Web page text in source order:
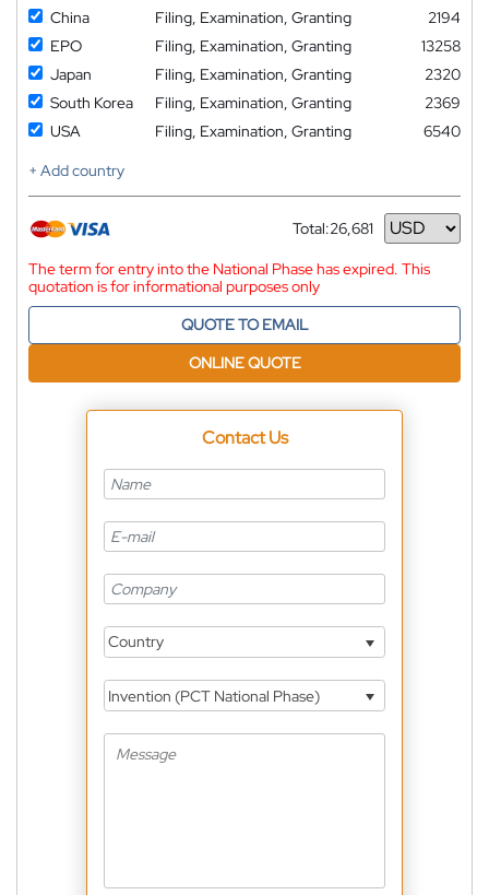
China Filing, Examination, Granting
2194
EPO
Filing, Examination, Granting
13258
Japan
Filing, Examination, Granting
2320
South Korea
Filing, Examination, Granting
2369
USA
Filing, Examination, Granting
6540
+ Add country
Total:26,681
Currency
The term for entry into the National Phase has expired. This
quotation is for informational purposes only
QUOTE TO EMAIL
ONLINE QUOTE
Contact Us
Country
Invention (PCT National Phase)